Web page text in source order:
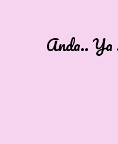
Anda.. Ya se